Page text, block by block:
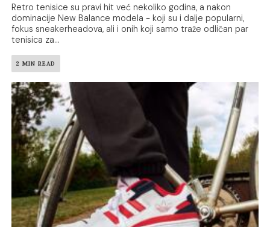
Retro tenisice su pravi hit već nekoliko godina, a nakon
dominacije New Balance modela - koji su i dalje popularni,
fokus sneakerheadova, ali i onih koji samo traže odličan par
tenisica za...
2 MIN READ